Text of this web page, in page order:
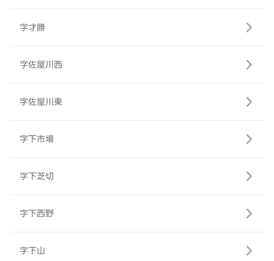
字才勝
字佐屋川西
字佐屋川東
字下市場
字下芝切
字下西野
字下山